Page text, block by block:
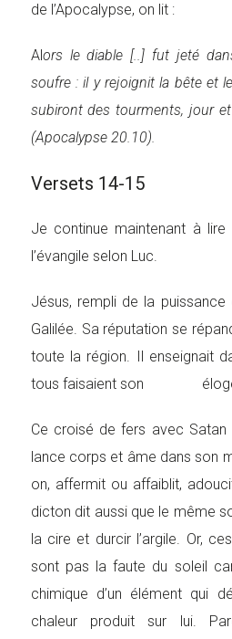
de l’Apocalypse, on lit :
Alors le diable [..] fut jeté
soufre : il y rejoignit la bête et
subiront des tourments, jour
(Apocalypse 20.10).
Versets 14-15
Je continue maintenant à
l’évangile selon Luc.
Jésus, rempli de la puissance
Galilée. Sa réputation
toute la région. Il enseignait
tous faisaient son éloge
Ce croisé de fers avec
lance corps et âme dans son
on, affermit ou affaiblit,
dicton dit aussi que le même
la cire et durcir l’argile. Or,
sont pas la faute du soleil
chimique d’un élément qui
chaleur produit sur lui.